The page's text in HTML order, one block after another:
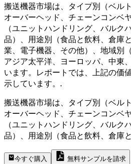
搬送機器市場は、タイプ別（ベル
オーバーヘッド、チェーンコンベ
（ユニットハンドリング、バルク
品）、用途別（食品と飲料、倉庫
業、電子機器、その他）、地域別
アジア太平洋、ヨーロッパ、中東
います。レポートでは、上記の価
示しています。 .
搬送機器市場は、タイプ別（ベル
オーバーヘッド、チェーンコンベ
（ユニットハンドリング、バルク
品）、用途別（食品と飲料、倉庫
今すぐ購入 無料サンプルを請求